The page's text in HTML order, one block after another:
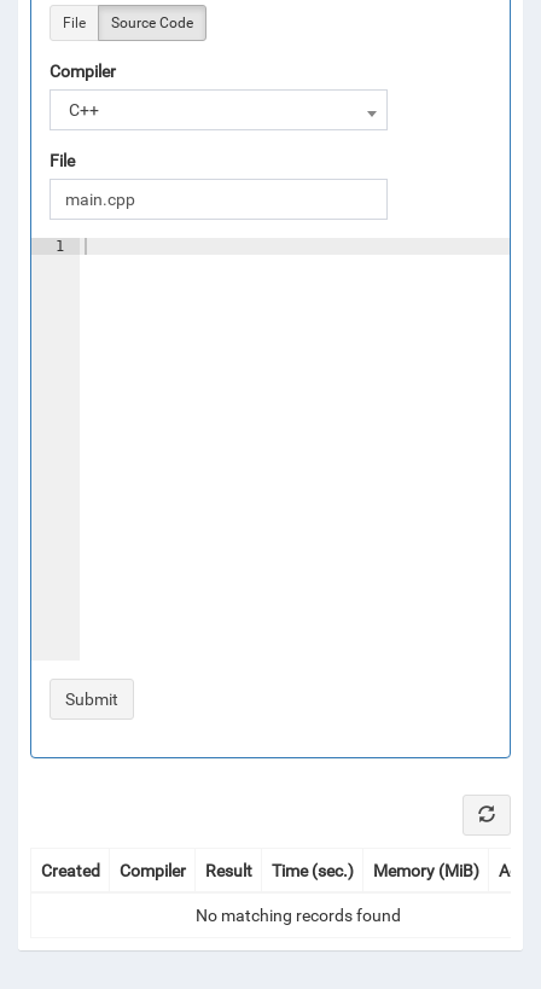
File Source Code
Compiler
C++
File
1
Created Compiler Result Time (sec.) Memory (MiB)
No matching records found